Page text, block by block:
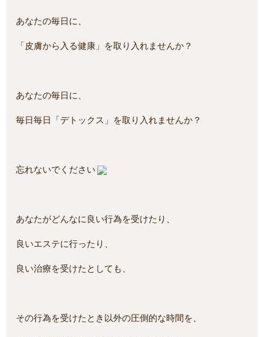
あなたの毎日に、
「皮膚から入る健康」を取り入れませんか？
あなたの毎日に、
毎日毎日「デトックス」を取り入れませんか？
忘れないでください
あなたがどんなに良い行為を受けたり、
良いエステに行ったり、
良い治療を受けたとしても、
その行為を受けたとき以外の圧倒的な時間を、